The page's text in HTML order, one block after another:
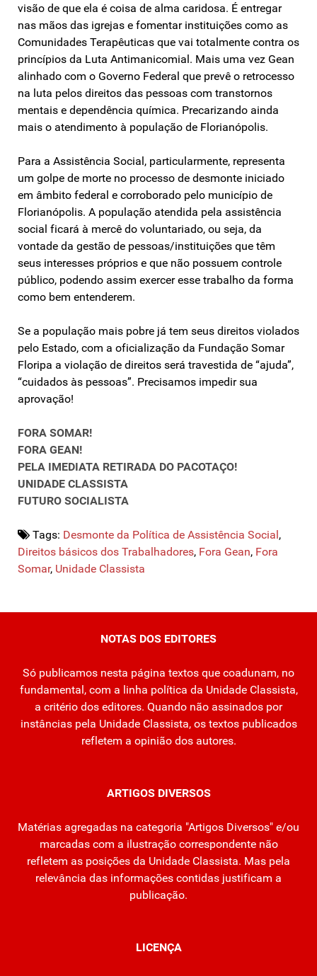
visão de que ela é coisa de alma caridosa. É entregar
nas mãos das igrejas e fomentar instituições como as
Comunidades Terapêuticas que vai totalmente contra os
princípios da Luta Antimanicomial. Mais uma vez Gean
alinhado com o Governo Federal que prevê o retrocesso
na luta pelos direitos das pessoas com transtornos
mentais e dependência química. Precarizando ainda
mais o atendimento à população de Florianópolis.
Para a Assistência Social, particularmente, representa
um golpe de morte no processo de desmonte iniciado
em âmbito federal e corroborado pelo município de
Florianópolis. A população atendida pela assistência
social ficará à mercê do voluntariado, ou seja, da
vontade da gestão de pessoas/instituições que têm
seus interesses próprios e que não possuem controle
público, podendo assim exercer esse trabalho da forma
como bem entenderem.
Se a população mais pobre já tem seus direitos violados
pelo Estado, com a oficialização da Fundação Somar
Floripa a violação de direitos será travestida de “ajuda”,
“cuidados às pessoas”. Precisamos impedir sua
aprovação!
FORA SOMAR!
FORA GEAN!
PELA IMEDIATA RETIRADA DO PACOTAÇO!
UNIDADE CLASSISTA
FUTURO SOCIALISTA
Tags: Desmonte da Política de Assistência Social,
Direitos básicos dos Trabalhadores, Fora Gean, Fora
Somar, Unidade Classista
NOTAS DOS EDITORES
Só publicamos nesta página textos que coadunam, no
fundamental, com a linha política da Unidade Classista,
a critério dos editores. Quando não assinados por
instâncias pela Unidade Classista, os textos publicados
refletem a opinião dos autores.
ARTIGOS DIVERSOS
Matérias agregadas na categoria "Artigos Diversos" e/ou
marcadas com a ilustração correspondente não
refletem as posições da Unidade Classista. Mas pela
relevância das informações contidas justificam a
publicação.
LICENÇA